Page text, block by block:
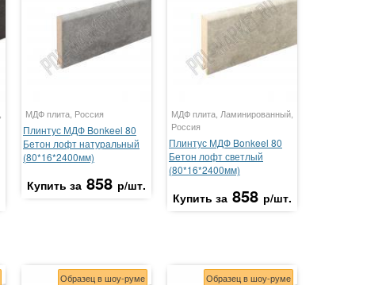
МДФ плита, Россия
Плинтус МДФ Bonkeel 80
Бетон лофт натуральный
(80*16*2400мм)
Купить за 858 р/шт.
МДФ плита, Ламинированный,
Россия
Плинтус МДФ Bonkeel 80
Бетон лофт светлый
(80*16*2400мм)
Купить за 858 р/шт.
Образец в шоу-руме Образец в шоу-руме